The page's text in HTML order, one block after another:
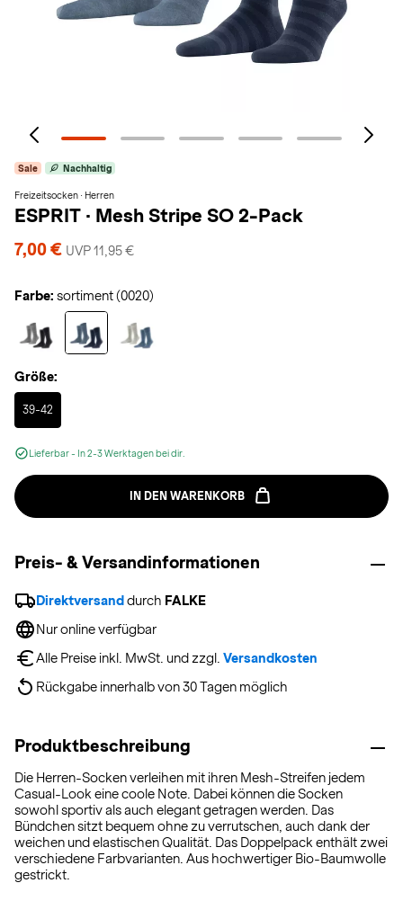
Sale Nachhaltig
Freizeitsocken · Herren
ESPRIT · Mesh Stripe SO 2-Pack
7,00 € UVP 11,95 €
Farbe: sortiment (0020)
Größe:
39-42
Selected
Lieferbar - In 2-3 Werktagen bei dir.
IN DEN WARENKORB
Preis- & Versandinformationen
Direktversand durch FALKE
Nur online verfügbar
Alle Preise inkl. MwSt. und zzgl. Versandkosten
Rückgabe innerhalb von 30 Tagen möglich
Produktbeschreibung
Die Herren-Socken verleihen mit ihren Mesh-Streifen jedem
Casual-Look eine coole Note. Dabei können die Socken
sowohl sportiv als auch elegant getragen werden. Das
Bündchen sitzt bequem ohne zu verrutschen, auch dank der
weichen und elastischen Qualität. Das Doppelpack enthält zwei
verschiedene Farbvarianten. Aus hochwertiger Bio-Baumwolle
gestrickt.